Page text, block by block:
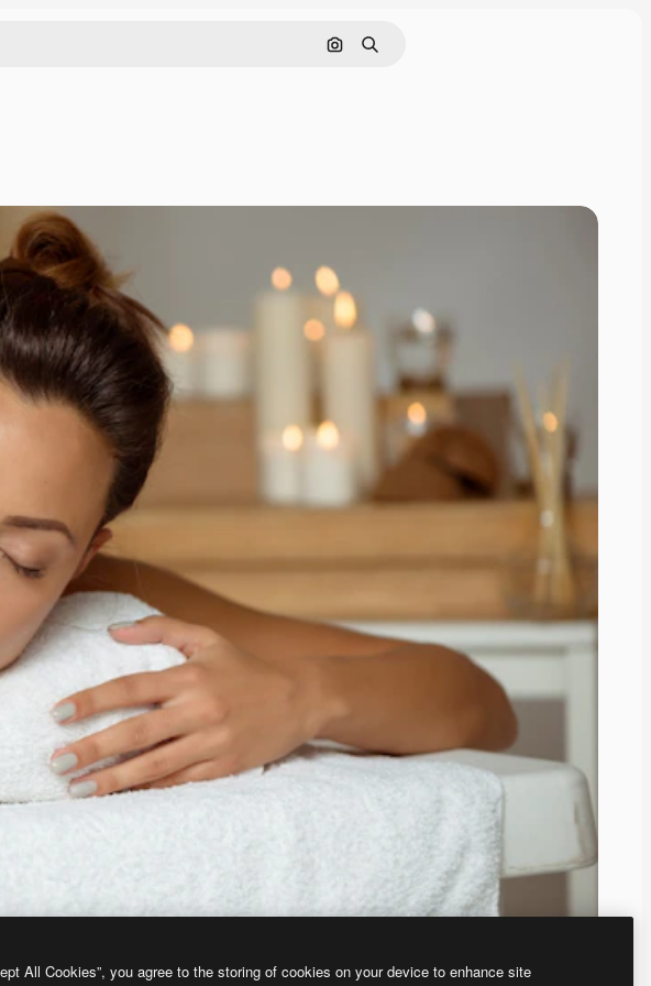
画像で検索
検索
All Cookies”, you agree to the storing of cookies on your device to enhance site